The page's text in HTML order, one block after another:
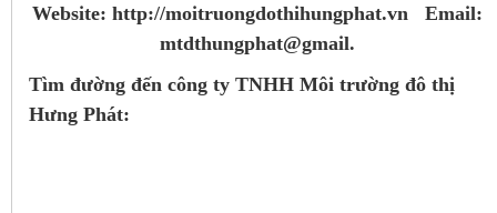
Website: http://moitruongdothihungphat.vn Email:
mtdthungphat@gmail.
Tìm đường đến công ty TNHH Môi trường đô thị
Hưng Phát: